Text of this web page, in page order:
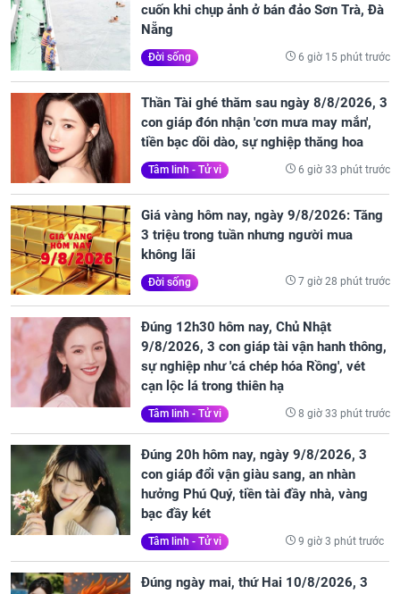
cuốn khi chụp ảnh ở bán đảo Sơn Trà, Đà
Nẵng
Đời sống 6 giờ 15 phút trước
Thần Tài ghé thăm sau ngày 8/8/2026, 3
con giáp đón nhận 'cơn mưa may mắn',
tiền bạc dồi dào, sự nghiệp thăng hoa
Tâm linh - Tử vi 6 giờ 33 phút trước
Giá vàng hôm nay, ngày 9/8/2026: Tăng
3 triệu trong tuần nhưng người mua
không lãi
Đời sống 7 giờ 28 phút trước
Đúng 12h30 hôm nay, Chủ Nhật
9/8/2026, 3 con giáp tài vận hanh thông,
sự nghiệp như 'cá chép hóa Rồng', vét
cạn lộc lá trong thiên hạ
Tâm linh - Tử vi 8 giờ 33 phút trước
Đúng 20h hôm nay, ngày 9/8/2026, 3
con giáp đổi vận giàu sang, an nhàn
hưởng Phú Quý, tiền tài đầy nhà, vàng
bạc đầy két
Tâm linh - Tử vi 9 giờ 3 phút trước
Đúng ngày mai, thứ Hai 10/8/2026, 3